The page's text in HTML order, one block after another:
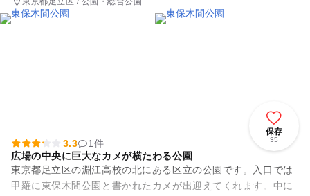
保存
35
3.3
1件
広場の中央に巨大なカメが横たわる公園
東京都足立区の淵江高校の北にある区立の公園です。入口では
甲羅に東保木間公園と書かれたカメが出迎えてくれます。中に